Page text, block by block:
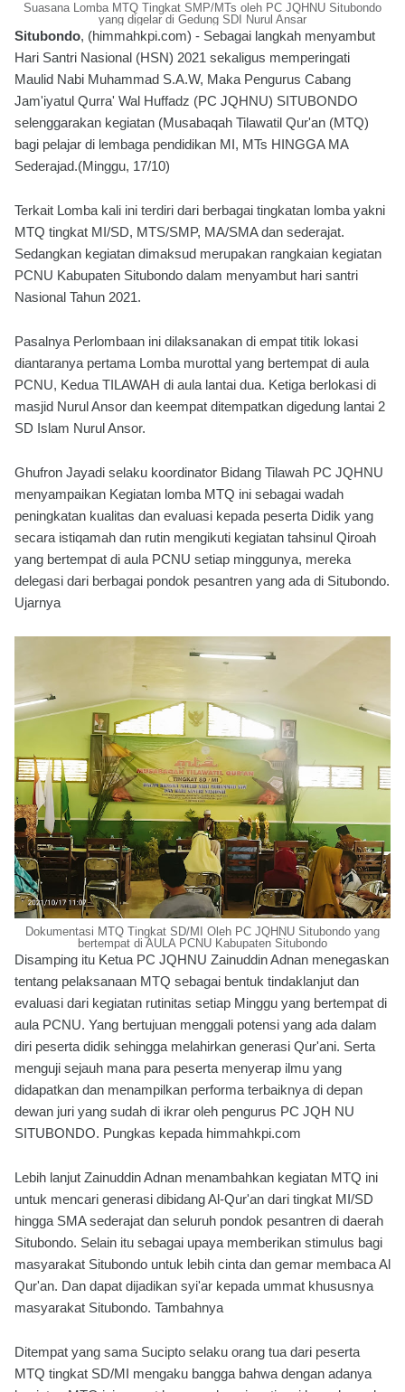
Suasana Lomba MTQ Tingkat SMP/MTs oleh PC JQHNU Situbondo
yang digelar di Gedung SDI Nurul Ansar
Situbondo, (himmahkpi.com) - Sebagai langkah menyambut
Hari Santri Nasional (HSN) 2021 sekaligus memperingati
Maulid Nabi Muhammad S.A.W, Maka Pengurus Cabang
Jam'iyatul Qurra' Wal Huffadz (PC JQHNU) SITUBONDO
selenggarakan kegiatan (Musabaqah Tilawatil Qur'an (MTQ)
bagi pelajar di lembaga pendidikan MI, MTs HINGGA MA
Sederajad.(Minggu, 17/10)
Terkait Lomba kali ini terdiri dari berbagai tingkatan lomba yakni
MTQ tingkat MI/SD, MTS/SMP, MA/SMA dan sederajat.
Sedangkan kegiatan dimaksud merupakan rangkaian kegiatan
PCNU Kabupaten Situbondo dalam menyambut hari santri
Nasional Tahun 2021.
Pasalnya Perlombaan ini dilaksanakan di empat titik lokasi
diantaranya pertama Lomba murottal yang bertempat di aula
PCNU, Kedua TILAWAH di aula lantai dua. Ketiga berlokasi di
masjid Nurul Ansor dan keempat ditempatkan digedung lantai 2
SD Islam Nurul Ansor.
Ghufron Jayadi selaku koordinator Bidang Tilawah PC JQHNU
menyampaikan Kegiatan lomba MTQ ini sebagai wadah
peningkatan kualitas dan evaluasi kepada peserta Didik yang
secara istiqamah dan rutin mengikuti kegiatan tahsinul Qiroah
yang bertempat di aula PCNU setiap minggunya, mereka
delegasi dari berbagai pondok pesantren yang ada di Situbondo.
Ujarnya
Dokumentasi MTQ Tingkat SD/MI Oleh PC JQHNU Situbondo yang
bertempat di AULA PCNU Kabupaten Situbondo
Disamping itu Ketua PC JQHNU Zainuddin Adnan menegaskan
tentang pelaksanaan MTQ sebagai bentuk tindaklanjut dan
evaluasi dari kegiatan rutinitas setiap Minggu yang bertempat di
aula PCNU. Yang bertujuan menggali potensi yang ada dalam
diri peserta didik sehingga melahirkan generasi Qur'ani. Serta
menguji sejauh mana para peserta menyerap ilmu yang
didapatkan dan menampilkan performa terbaiknya di depan
dewan juri yang sudah di ikrar oleh pengurus PC JQH NU
SITUBONDO. Pungkas kepada himmahkpi.com
Lebih lanjut Zainuddin Adnan menambahkan kegiatan MTQ ini
untuk mencari generasi dibidang Al-Qur'an dari tingkat MI/SD
hingga SMA sederajat dan seluruh pondok pesantren di daerah
Situbondo. Selain itu sebagai upaya memberikan stimulus bagi
masyarakat Situbondo untuk lebih cinta dan gemar membaca Al
Qur'an. Dan dapat dijadikan syi'ar kepada ummat khususnya
masyarakat Situbondo. Tambahnya
Ditempat yang sama Sucipto selaku orang tua dari peserta
MTQ tingkat SD/MI mengaku bangga bahwa dengan adanya